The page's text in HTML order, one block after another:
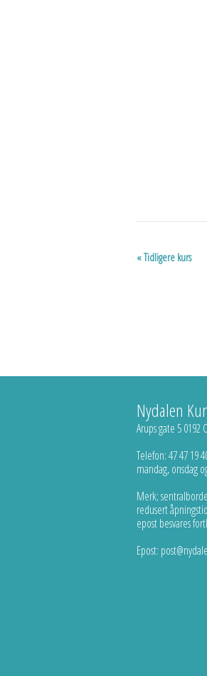
«Tidligere kurs
Nydalen
Arups gate 5 0192
Telefon: 47 47 19
mandag, onsdag
Merk;
redusert
epost besvares
Epost: